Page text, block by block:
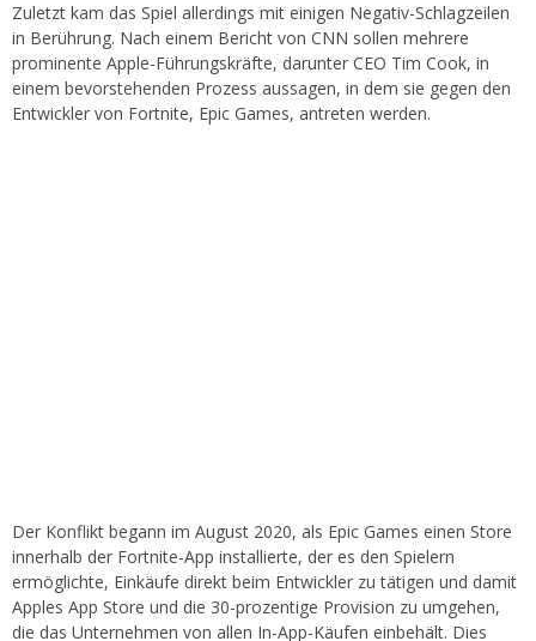
Zuletzt kam das Spiel allerdings mit einigen Negativ-Schlagzeilen
in Berührung. Nach einem Bericht von CNN sollen mehrere
prominente Apple-Führungskräfte, darunter CEO Tim Cook, in
einem bevorstehenden Prozess aussagen, in dem sie gegen den
Entwickler von Fortnite, Epic Games, antreten werden.
Der Konflikt begann im August 2020, als Epic Games einen Store
innerhalb der Fortnite-App installierte, der es den Spielern
ermöglichte, Einkäufe direkt beim Entwickler zu tätigen und damit
Apples App Store und die 30-prozentige Provision zu umgehen,
die das Unternehmen von allen In-App-Käufen einbehält. Dies